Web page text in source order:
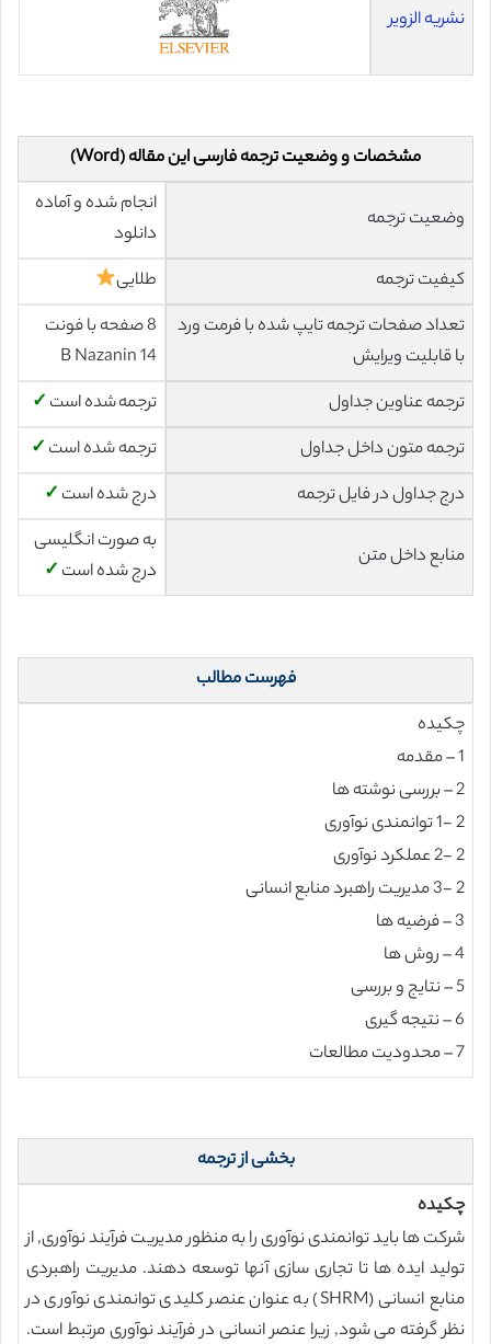
نشریه الزویر
مشخصات و وضعیت ترجمه فارسی این مقاله (Word)
وضعیت ترجمه
انجام شده و آماده
دانلود
کیفیت ترجمه
طلایی
تعداد صفحات ترجمه تایپ شده با فرمت ورد
با قابلیت ویرایش
8 صفحه با فونت
14 B Nazanin
ترجمه عناوین جداول
ترجمه شده است ✓
ترجمه متون داخل جداول
ترجمه شده است ✓
درج جداول در فایل ترجمه
درج شده است ✓
منابع داخل متن
به صورت انگلیسی
درج شده است ✓
فهرست مطالب
چکیده
1 – مقدمه
2 – بررسی نوشته ها
2 -1 توانمندی نوآوری
2 -2 عملکرد نوآوری
2 -3 مدیریت راهبرد منابع انسانی
3 – فرضیه ها
4 – روش ها
5 – نتایج و بررسی
6 – نتیجه گیری
7 – محدودیت مطالعات
بخشی از ترجمه
چکیده
شرکت ها باید توانمندی نوآوری را به منظور مدیریت فرآیند نوآوری, از
تولید ایده ها تا تجاری سازی آنها توسعه دهند. مدیریت راهبردی
منابع انسانی (SHRM) به عنوان عنصر کلیدی توانمندی نوآوری در
نظر گرفته می شود, زیرا عنصر انسانی در فرآیند نوآوری مرتبط است.